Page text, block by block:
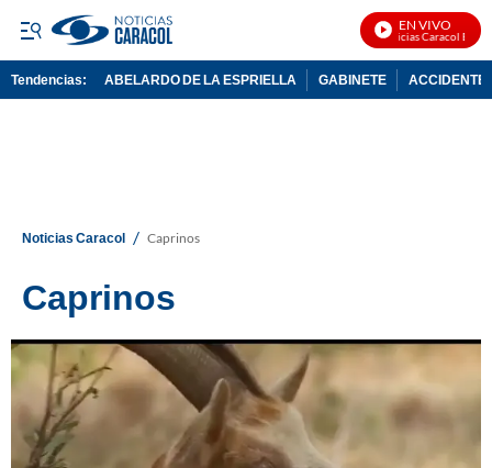
EN VIVO
Noticias Caracol En Vivo
Tendencias: ABELARDO DE LA ESPRIELLA GABINETE ACCIDENTE
Noticias Caracol / Caprinos
Caprinos